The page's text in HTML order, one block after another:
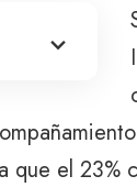
que el 23%